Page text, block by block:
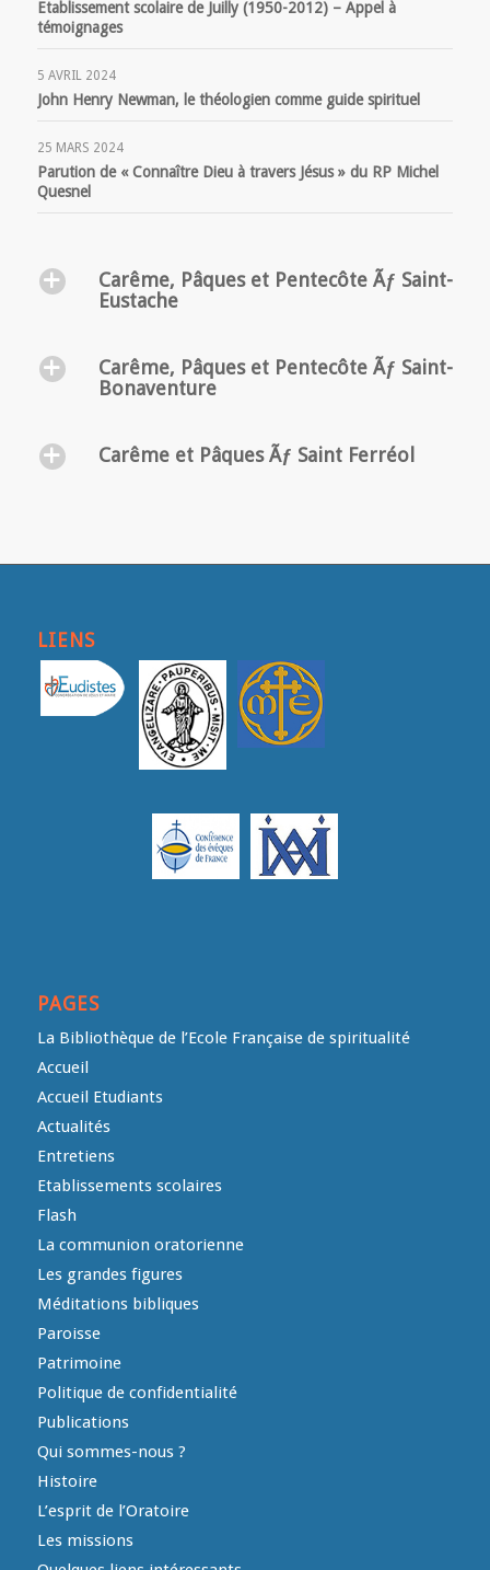
Etablissement scolaire de Juilly (1950-2012) – Appel à
témoignages
5 AVRIL 2024
John Henry Newman, le théologien comme guide spirituel
25 MARS 2024
Parution de « Connaître Dieu à travers Jésus » du RP Michel
Quesnel
Carême, Pâques et Pentecôte Ãƒ Saint-
Eustache
Carême, Pâques et Pentecôte Ãƒ Saint-
Bonaventure
Carême et Pâques Ãƒ Saint Ferréol
LIENS
PAGES
La Bibliothèque de l’Ecole Française de spiritualité
Accueil
Accueil Etudiants
Actualités
Entretiens
Etablissements scolaires
Flash
La communion oratorienne
Les grandes figures
Méditations bibliques
Paroisse
Patrimoine
Politique de confidentialité
Publications
Qui sommes-nous ?
Histoire
L’esprit de l’Oratoire
Les missions